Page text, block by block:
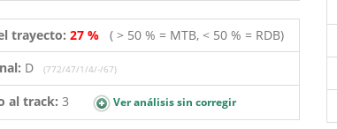
trayecto: 27 % ( > 50 % = MTB, < 50 % = RDB)
D (772/47/1/4/-/67)
al track: 3 Ver análisis sin corregir